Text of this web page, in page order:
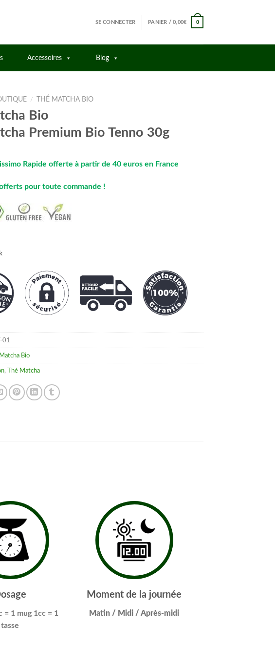
SE CONNECTER PANIER /0,00€ 0
Accessoires Blog
/ THÉ MATCHA BIO
Bio
Premium Bio Tenno 30g
Rapide offerte à partir de 40 euros en France
pour toute commande !
01
Matcha Bio
, Thé Matcha
= 1 mug 1cc = 1
tasse
Moment de la journée
Matin / Midi / Après-midi